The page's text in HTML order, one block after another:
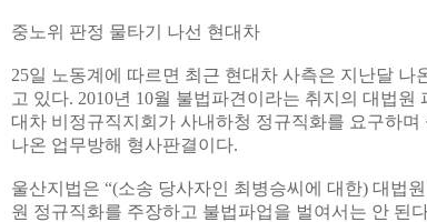
중노위 판정 물타기 나선 현대차
25일 노동계에 따르면 최근 현대차 사측은 지난달
고 있다. 2010년 10월 불법파견이라는 취지의 대법원
대차 비정규직지회가 사내하청 정규직화를 요구하
나온 업무방해 형사판결이다.
울산지법은 “(소송 당사자인 최병승씨에 대한) 대법
원 정규직화를 주장하고 불법파업을 벌여서는 안 된